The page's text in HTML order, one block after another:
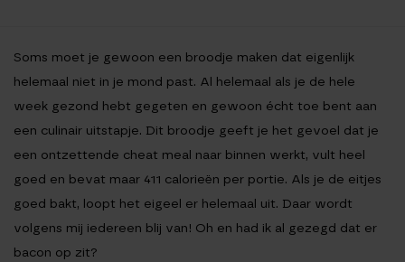
Soms moet je gewoon een broodje maken dat eigenlijk
helemaal niet in je mond past. Al helemaal als je de hele
week gezond hebt gegeten en gewoon écht toe bent aan
een culinair uitstapje. Dit broodje geeft je het gevoel dat je
een ontzettende cheat meal naar binnen werkt, vult heel
goed en bevat maar 411 calorieën per portie. Als je de eitjes
goed bakt, loopt het eigeel er helemaal uit. Daar wordt
volgens mij iedereen blij van! Oh en had ik al gezegd dat er
bacon op zit?